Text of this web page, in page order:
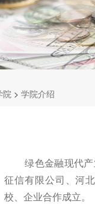
院 > 学院介绍
绿色金融现代产
征信有限公司、河
校、企业合作成立。